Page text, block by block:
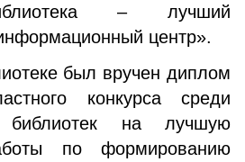
– лучший
центр».
был вручен диплом
конкурса среди
библиотек на лучшую
по формированию